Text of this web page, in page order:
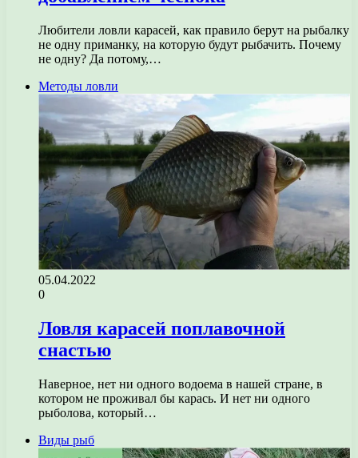
Любители ловли карасей, как правило берут на рыбалку
не одну приманку, на которую будут рыбачить. Почему
не одну? Да потому,…
Методы ловли
05.04.2022
0
Ловля карасей поплавочной
снастью
Наверное, нет ни одного водоема в нашей стране, в
котором не проживал бы карась. И нет ни одного
рыболова, который…
Виды рыб